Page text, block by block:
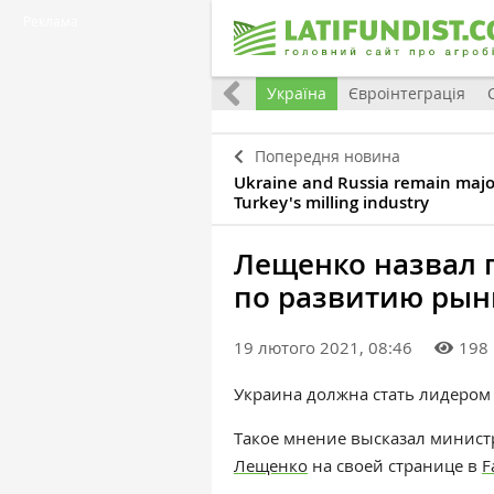
Все Україна Євроінтеграція
Попередня новина
Ukraine and Russia remain
Turkey's milling industry
Лещенко назвал
по развитию
19 лютого 2021, 08:46 198
Украина должна стать
Такое мнение высказал
Лещенко на своей странице в